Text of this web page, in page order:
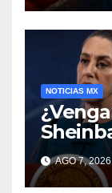
NOTICIAS MX
negra
Aguirre
AGO 7, 2026